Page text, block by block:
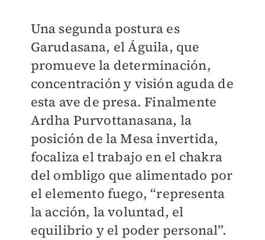
Una segunda postura es
Garudasana, el Águila, que
promueve la determinación,
concentración y visión aguda de
esta ave de presa. Finalmente
Ardha Purvottanasana, la
posición de la Mesa invertida,
focaliza el trabajo en el chakra
del ombligo que alimentado por
el elemento fuego, “representa
la acción, la voluntad, el
equilibrio y el poder personal”.